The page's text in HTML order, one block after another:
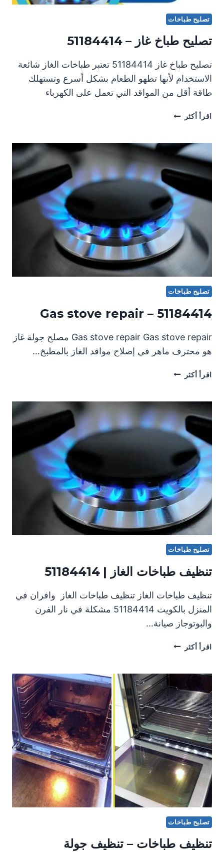
تصليح طباخات
تصليح طباخ غاز – 51184414
تصليح طباخ غاز 51184414 تعتبر طباخات الغاز شائعة
الاستخدام لأنها تطهو الطعام بشكل أسرع وتستهلك
طاقة أقل من المواقد التي تعمل على الكهرباء
اقرأ أكثر
تصليح
–
51184414
تصليح طباخات
Gas stove repair – 51184414
Gas stove repair Gas stove repair مصلح جولة غاز
هو محترف ماهر في إصلاح مواقد الغاز بالمطبخ…
اقرأ أكثر
GAS
–
51184414
تصليح طباخات
تنظيف طباخات الغاز | 51184414
تنظيف طباخات الغاز تنظيف طباخات الغاز وافران في
المنزل بالكويت 51184414 مشكلة في نار الفرن
والبوتوجاز صيانة…
اقرأ أكثر
تنظيف
51184414
تصليح طباخات
تنظيف طباخات – تنظيف جولة